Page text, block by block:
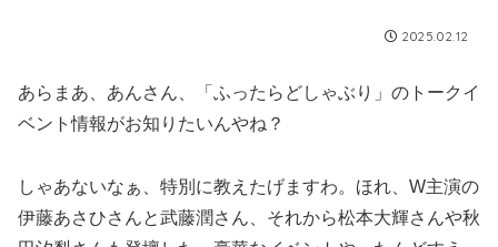
2025.02.12
あらまあ、あんさん、「ふったらどしゃぶり」のトークイ
ベント情報がお知りたいんやね？
しゃあないなぁ、特別に教えたげますわ。ほれ、W主演の
伊藤あさひさんと武藤潤さん、それから松本大輝さんや秋